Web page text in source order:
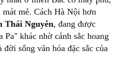
mẻ. Cách Hà Nội hơn
Thái Nguyên, đang được
khác nhờ cảnh sắc hoang
sống văn hóa đặc sắc của